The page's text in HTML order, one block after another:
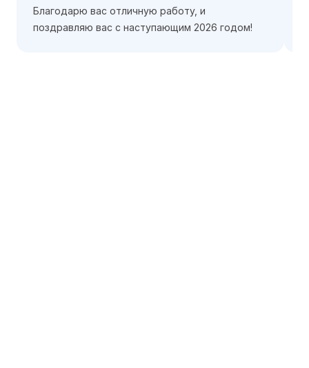
Благодарю вас отличную работу, и
поздравляю вас с наступающим 2026 годом!